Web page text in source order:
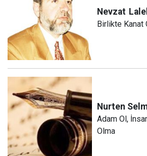
Nevzat
Birlikte Kanat
Nurten
Adam Ol,
Olma